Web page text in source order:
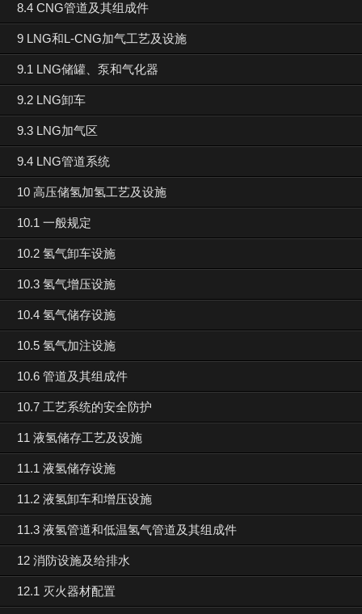
8.4 CNG管道及其组成件
9 LNG和L-CNG加气工艺及设施
9.1 LNG储罐、泵和气化器
9.2 LNG卸车
9.3 LNG加气区
9.4 LNG管道系统
10 高压储氢加氢工艺及设施
10.1 一般规定
10.2 氢气卸车设施
10.3 氢气增压设施
10.4 氢气储存设施
10.5 氢气加注设施
10.6 管道及其组成件
10.7 工艺系统的安全防护
11 液氢储存工艺及设施
11.1 液氢储存设施
11.2 液氢卸车和增压设施
11.3 液氢管道和低温氢气管道及其组成件
12 消防设施及给排水
12.1 灭火器材配置